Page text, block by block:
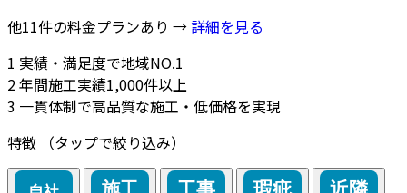
他11件の料金プランあり → 詳細を見る
1 実績・満足度で地域NO.1
2年間施工実績1,000件以上
3 一貫体制で高品質な施工・低価格を実現
特徴
（タップで絞り込み）